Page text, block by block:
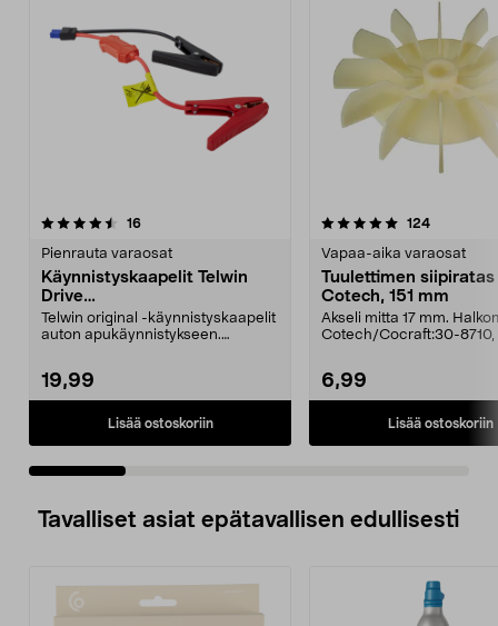
16arvostelut
Pienrauta varaosat
Käynnistyskaapelit Telwin
Drive
Mini/9000/13000/1250/150
0/1750, EC5
Telwin original -käynnistyskaapelit
auton apukäynnistykseen.
19,99
Lisää ostoskoriin
5.0 viidestä
124arvostelut
Vapaa-aika varaosat
Tuulettimen siipiratas
Cotech, 151 mm
Akseli mitta 17 mm.
Cotech/Cocraft:30-8710,
6,99
Lisää ostoskoriin
4.5 viidestä
Tavalliset asiat epätavallisen edullisesti